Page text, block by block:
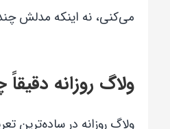
می‌کنی، نه اینکه مدلش
ولاگ روزانه
ولاگ روزانه در ساده‌ترین